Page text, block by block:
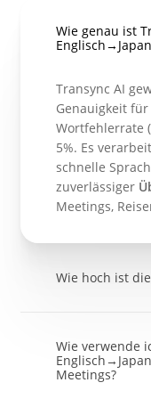
Wie genau ist
Transync AI
Genauigkeit
Wortfehlerrate
5%. Es
schnelle
zuverlässiger
Meetings,
Wie hoch ist
Verzögerung
japanischen
Sekunden,
Wie verwende
Meetings?